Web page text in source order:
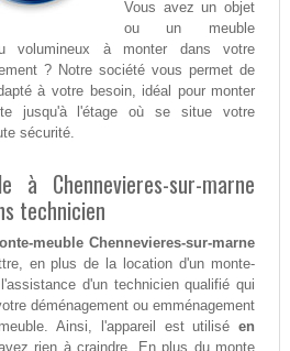
Vous avez un objet
ou un meuble
volumineux à monter dans votre
? Notre société vous permet de
à votre besoin, idéal pour monter
jusqu'à l'étage où se situe votre
sécurité.
à Chennevieres-sur-marne
technicien
meuble Chennevieres-sur-marne
en plus de la location d'un monte-
d'un technicien qualifié qui
déménagement ou emménagement
Ainsi, l'appareil est utiliséen
rien à craindre. En plus du monte